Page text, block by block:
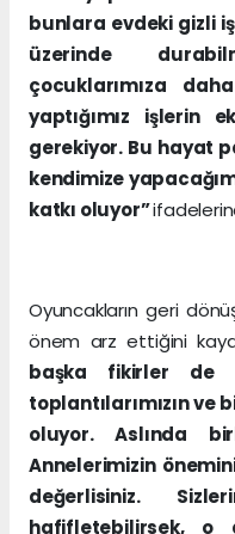
bunlara evdeki gizli
üzerinde
çocuklarımıza
yaptığımız işlerin
gerekiyor. Bu hayat
kendimize
katkı oluyor”
Oyuncakların geri
önem arz ettiğini
başka fikirler de
toplantılarımızın ve
oluyor. Aslında
Annelerimizin
değerlisiniz.
hafifletebilirsek,